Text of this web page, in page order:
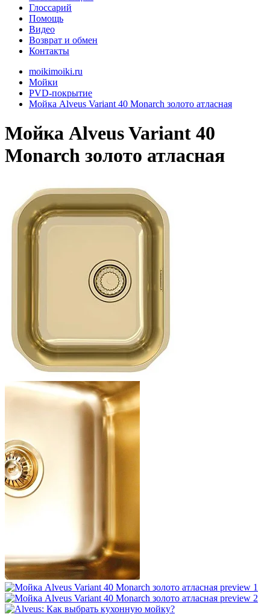
Глоссарий
Помощь
Видео
Возврат и обмен
Контакты
moikimoiki.ru
Мойки
PVD-покрытие
Мойка Alveus Variant 40 Monarch золото атласная
Мойка Alveus Variant 40
Monarch золото атласная